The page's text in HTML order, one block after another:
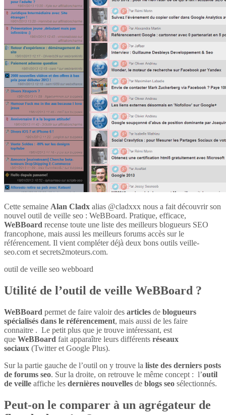
Cette semaine Alan Cladx alias @cladxxx nous a fait découvrir son
nouvel outil de veille seo : WeBBoard. Pratique, efficace,
WeBBoard recense toute une liste des meilleurs blogueurs SEO
francophone, mais aussi les meilleurs forums accès sur le
référencement. Il vient compléter déjà deux bons outils veille-
seo.com et secrets2moteurs.com.
outil de veille seo webboard
Utilité de l’outil de veille WeBBoard ?
WeBBoard permet de faire valoir des articles de blogueurs
spécialisés dans le référencement, mais aussi de les faire
connaitre . Le petit plus que je trouve intéressant, est
que WeBBoard fait apparaître leurs différents réseaux
sociaux (Twitter et Google Plus).
Sur la partie gauche de l’outil on y trouve la liste des derniers posts
de forums seo. Sur la droite, on retrouve le même concept : l’outil
de veille affiche les dernières nouvelles de blogs seo sélectionnés.
Peut-on le comparer à un agrégateur de